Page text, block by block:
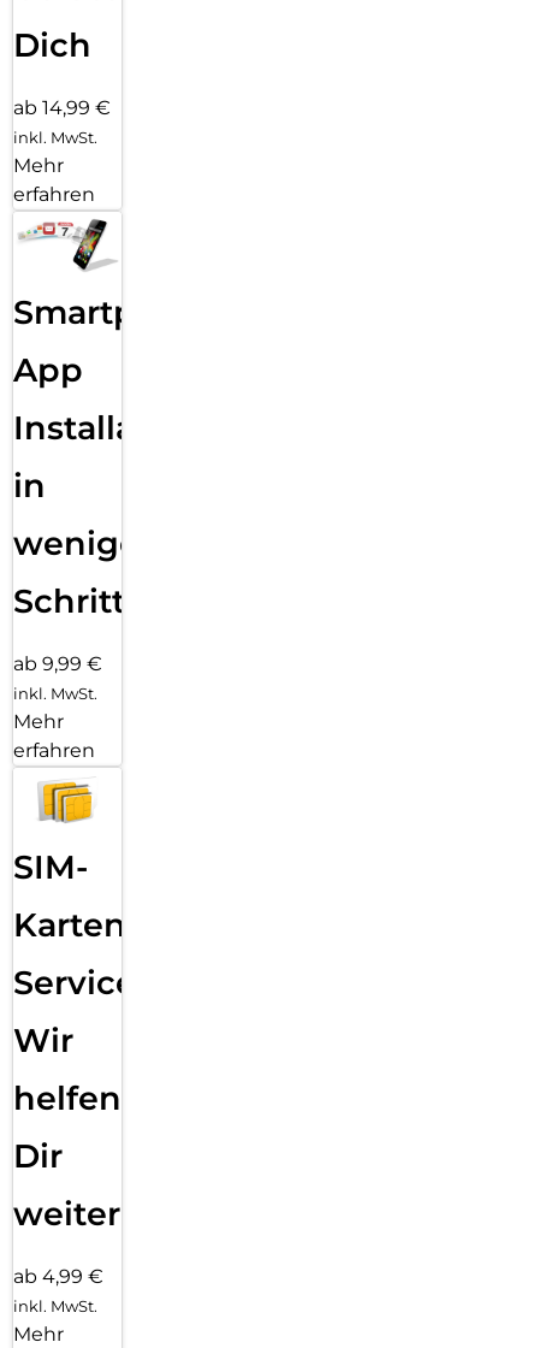
Dich
ab 14,99 €
inkl. MwSt.
Mehr
erfahren
Smartphone
App
Installation
in
wenigen
Schritten
ab 9,99 €
inkl. MwSt.
Mehr
erfahren
SIM-
Karten
Service:
Wir
helfen
Dir
weiter
ab 4,99 €
inkl. MwSt.
Mehr